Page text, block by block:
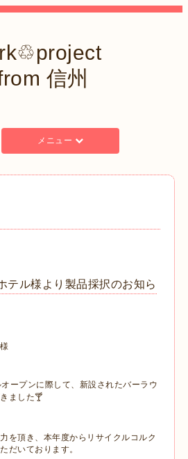
信州
メニュー
テル様より製品採択のお知ら
様
ープンに際して、新設されたバーラウ
ました🍸
を頂き、本年度からリサイクルコルク
だいております。